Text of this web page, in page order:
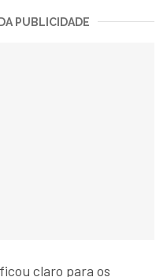
PUBLICIDADE
claro para os